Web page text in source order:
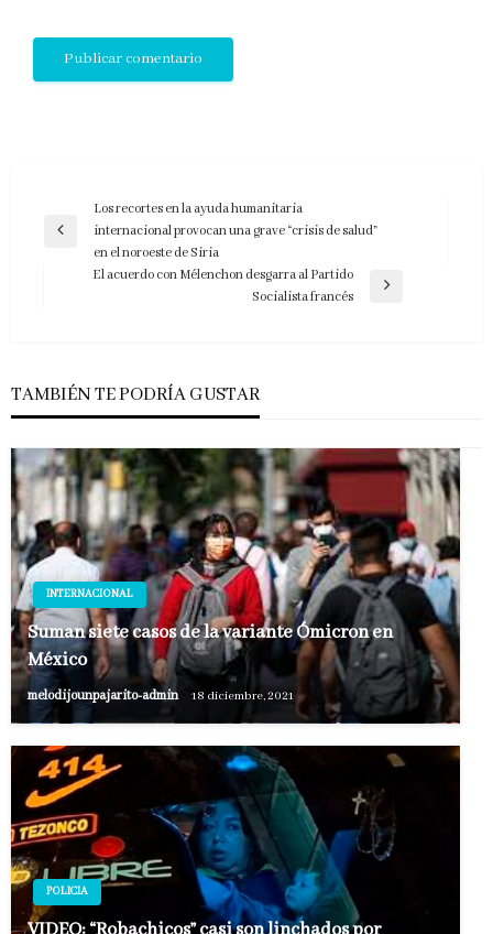
Navegación
de
entradas
Entrada
Los recortes en la ayuda humanitaria
internacional provocan una grave “crisis de salud”
en el noroeste de Siria
El acuerdo con Mélenchon desgarra al Partido
Socialista francés
TAMBIÉN TE PODRÍA GUSTAR
INTERNACIONAL
Suman siete casos de la variante Ómicron en
México
melodijounpajarito-admin 18 diciembre, 2021
POLICIA